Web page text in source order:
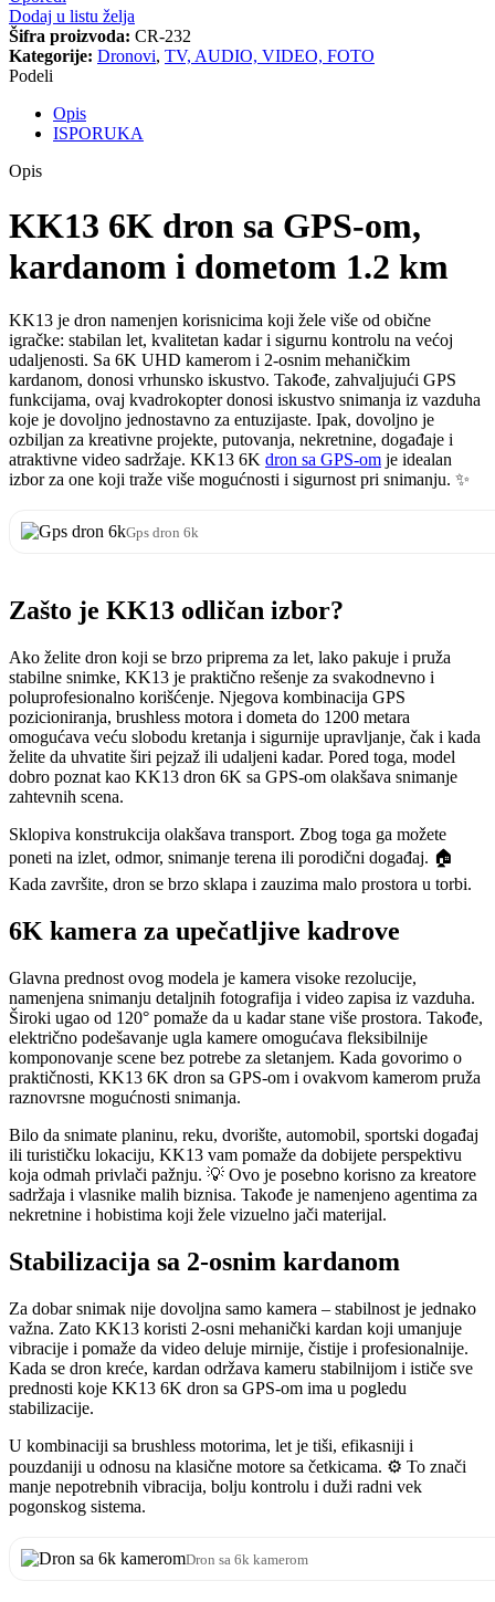
Dodaj u listu želja
Šifra proizvoda: CR-232
Kategorije: Dronovi, TV, AUDIO, VIDEO, FOTO
Podeli
Opis
ISPORUKA
Opis
KK13 6K dron sa GPS-om,
kardanom i dometom 1.2 km
KK13 je dron namenjen korisnicima koji žele više od obične
igračke: stabilan let, kvalitetan kadar i sigurnu kontrolu na većoj
udaljenosti. Sa 6K UHD kamerom i 2-osnim mehaničkim
kardanom, donosi vrhunsko iskustvo. Takođe, zahvaljujući GPS
funkcijama, ovaj kvadrokopter donosi iskustvo snimanja iz vazduha
koje je dovoljno jednostavno za entuzijaste. Ipak, dovoljno je
ozbiljan za kreativne projekte, putovanja, nekretnine, događaje i
atraktivne video sadržaje. KK13 6K dron sa GPS-om je idealan
izbor za one koji traže više mogućnosti i sigurnost pri snimanju. ✨
Gps dron 6k
Zašto je KK13 odličan izbor?
Ako želite dron koji se brzo priprema za let, lako pakuje i pruža
stabilne snimke, KK13 je praktično rešenje za svakodnevno i
poluprofesionalno korišćenje. Njegova kombinacija GPS
pozicioniranja, brushless motora i dometa do 1200 metara
omogućava veću slobodu kretanja i sigurnije upravljanje, čak i kada
želite da uhvatite širi pejzaž ili udaljeni kadar. Pored toga, model
dobro poznat kao KK13 dron 6K sa GPS-om olakšava snimanje
zahtevnih scena.
Sklopiva konstrukcija olakšava transport. Zbog toga ga možete
poneti na izlet, odmor, snimanje terena ili porodični događaj. 🏠
Kada završite, dron se brzo sklapa i zauzima malo prostora u torbi.
6K kamera za upečatljive kadrove
Glavna prednost ovog modela je kamera visoke rezolucije,
namenjena snimanju detaljnih fotografija i video zapisa iz vazduha.
Široki ugao od 120° pomaže da u kadar stane više prostora. Takođe,
električno podešavanje ugla kamere omogućava fleksibilnije
komponovanje scene bez potrebe za sletanjem. Kada govorimo o
praktičnosti, KK13 6K dron sa GPS-om i ovakvom kamerom pruža
raznovrsne mogućnosti snimanja.
Bilo da snimate planinu, reku, dvorište, automobil, sportski događaj
ili turističku lokaciju, KK13 vam pomaže da dobijete perspektivu
koja odmah privlači pažnju. 💡 Ovo je posebno korisno za kreatore
sadržaja i vlasnike malih biznisa. Takođe je namenjeno agentima za
nekretnine i hobistima koji žele vizuelno jači materijal.
Stabilizacija sa 2-osnim kardanom
Za dobar snimak nije dovoljna samo kamera – stabilnost je jednako
važna. Zato KK13 koristi 2-osni mehanički kardan koji umanjuje
vibracije i pomaže da video deluje mirnije, čistije i profesionalnije.
Kada se dron kreće, kardan održava kameru stabilnijom i ističe sve
prednosti koje KK13 6K dron sa GPS-om ima u pogledu
stabilizacije.
U kombinaciji sa brushless motorima, let je tiši, efikasniji i
pouzdaniji u odnosu na klasične motore sa četkicama. ⚙️ To znači
manje nepotrebnih vibracija, bolju kontrolu i duži radni vek
pogonskog sistema.
Dron sa 6k kamerom